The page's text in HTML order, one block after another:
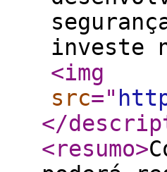
investe
<img
src="
</
<resumo>